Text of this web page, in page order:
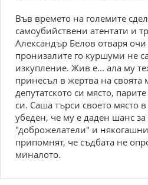
Във времето на големите
самоубийствени атентати и
Александър Белов отваря
пронизалите го куршуми не
изкупление. Жив е... ала му
принесъл в жертва на своята
депутатското си място,
си. Саша търси своето място
убеден, че му е даден шанс
"доброжелатели" и
припомнят, че съдбата не
миналото.